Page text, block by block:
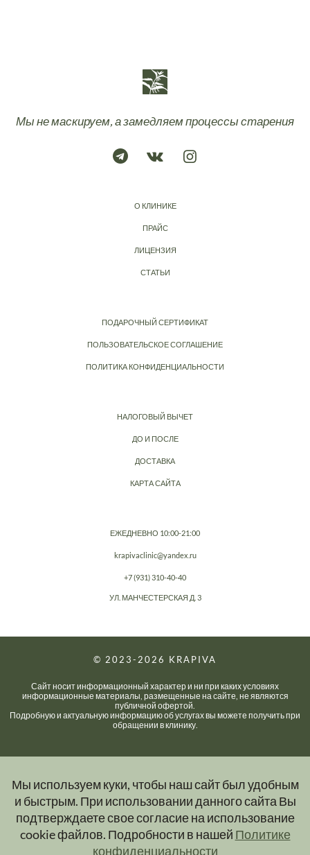
Мы используем куки, чтобы наш сайт был удобным
и быстрым. При использовании данного сайта Вы
подтверждаете свое согласие на использование
cookie файлов. Подробности в нашей Политике
конфиденциальности
Мы не маскируем, а замедляем процессы старения
О КЛИНИКЕ
ПРАЙС
ЛИЦЕНЗИЯ
СТАТЬИ
ПОДАРОЧНЫЙ СЕРТИФИКАТ
ПОЛЬЗОВАТЕЛЬСКОЕ СОГЛАШЕНИЕ
ПОЛИТИКА КОНФИДЕНЦИАЛЬНОСТИ
НАЛОГОВЫЙ ВЫЧЕТ
ДО И ПОСЛЕ
ДОСТАВКА
КАРТА САЙТА
ЕЖЕДНЕВНО 10:00-21:00
krapivaclinic@yandex.ru
+7 (931) 310-40-40
УЛ. МАНЧЕСТЕРСКАЯ Д. 3
© 2023-2026 KRAPIVA
Сайт носит информационный характер и ни при каких условиях
информационные материалы, размещенные на сайте, не являются
публичной офертой.
Подробную и актуальную информацию об услугах вы можете получить при
обращении в клинику.